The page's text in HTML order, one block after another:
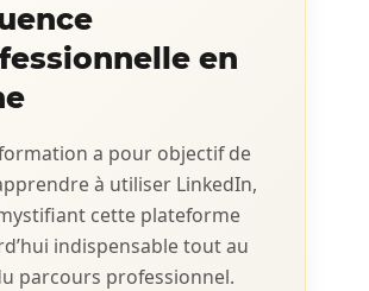
en
a pour objectif de
à utiliser LinkedIn,
cette plateforme
indispensable tout au
parcours professionnel.